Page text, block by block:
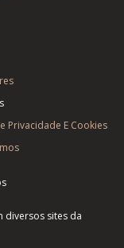
Privacidade E Cookies
diversos sites da